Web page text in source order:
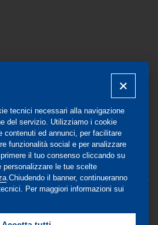
tecnici necessari alla navigazione
del servizio. Utilizziamo i cookie
contenuti ed annunci, per facilitare
funzionalità social e per analizzare
il tuo consenso cliccando su
personalizzare le tue scelte
.Chiudendo il banner, continueranno
Per maggiori informazioni sui